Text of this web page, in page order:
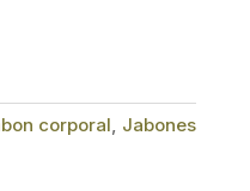
corporal, Jabones